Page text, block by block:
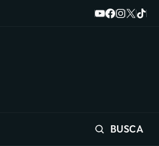
BUSCA